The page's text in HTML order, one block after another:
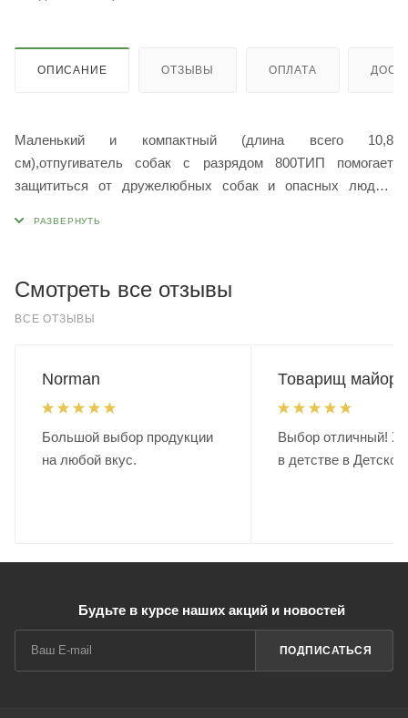
ОПИСАНИЕ ОТЗЫВЫ ОПЛАТА
Маленький и компактный (длина всего 10,8
см),отпугиватель собак с разрядом 800ТИП помогает
защититься от дружелюбных собак и опасных людей,
который поможет вам найти дорогу в темное время суток.
Он имеет встроенную перезаряжаемую батарею (6В) с
сигнализирует о высоком напряжении на электродах, а
другой (на задней стороне корпуса) загорается во время
зарядки.
Смотреть все отзывы
ВСЕ ОТЗЫВЫ
Norman
Большой выбор продукции
на любой вкус.
Товарищ майор.
Выбор отличный!
в детстве в
Будьте в курсе наших акций и новостей
ПОДПИСАТЬСЯ